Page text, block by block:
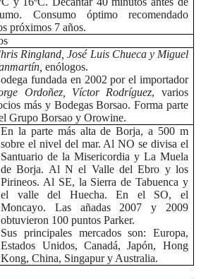
Consumo óptimo recomendado
próximos 7 años.
Ringland, José Luis Chueca y Miguel
enólogos.
fundada en 2002 por el importador
Ordoñez,
Víctor Rodríguez, varios
más y Bodegas Borsao. Forma parte
Grupo Borsao y Orowine.
En la parte más alta de Borja, a 500 m
sobre el nivel del mar. Al NO se divisa el
Santuario de la Misericordia y La Muela
de Borja. Al N el Valle del Ebro y los
Pirineos. Al SE, la Sierra de Tabuenca y
el valle del Huecha. En el SO, el
Moncayo. Las añadas 2007 y 2009
obtuvieron 100 puntos Parker.
Sus principales mercados son: Europa,
Estados Unidos, Canadá, Japón, Hong
Kong, China, Singapur y Australia.